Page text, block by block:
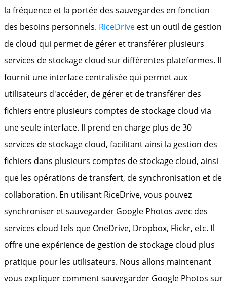
la fréquence et la portée des sauvegardes en fonction
des besoins personnels. RiceDrive est un outil de gestion
de cloud qui permet de gérer et transférer plusieurs
services de stockage cloud sur différentes plateformes. Il
fournit une interface centralisée qui permet aux
utilisateurs d'accéder, de gérer et de transférer des
fichiers entre plusieurs comptes de stockage cloud via
une seule interface. Il prend en charge plus de 30
services de stockage cloud, facilitant ainsi la gestion des
fichiers dans plusieurs comptes de stockage cloud, ainsi
que les opérations de transfert, de synchronisation et de
collaboration. En utilisant RiceDrive, vous pouvez
synchroniser et sauvegarder Google Photos avec des
services cloud tels que OneDrive, Dropbox, Flickr, etc. Il
offre une expérience de gestion de stockage cloud plus
pratique pour les utilisateurs. Nous allons maintenant
vous expliquer comment sauvegarder Google Photos sur